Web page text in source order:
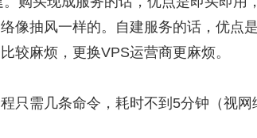
像抽风一样的。自建服务的话，优点
较麻烦，更换VPS运营商更麻烦。
只需几条命令，耗时不到5分钟（视网